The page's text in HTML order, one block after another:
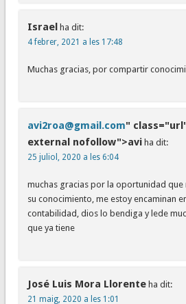
Israel ha dit:
4 febrer, 2021 a les 17:48
Muchas gracias, por compartir
avi2roa@gmail.com"
external nofollow">avi ha dit:
25 juliol, 2020 a les 6:04
muchas gracias por la oportunidad que
su conocimiento, me estoy encaminan
contabilidad, dios lo bendiga y lede
que ya tiene
José Luis Mora Llorente ha dit:
21 maig, 2020 a les 1:01